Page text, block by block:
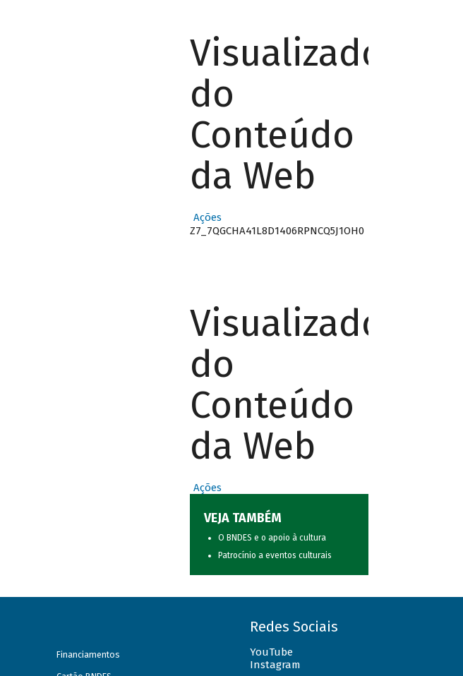
Visualizador
do
Conteúdo
da Web
Ações
Z7_7QGCHA41L8D1406RPNCQ5J1OH0
Visualizador
do
Conteúdo
da Web
Ações
VEJA TAMBÉM
O BNDES e o apoio à cultura
Patrocínio a eventos culturais
Financiamentos
Redes Sociais
YouTube
Instagram